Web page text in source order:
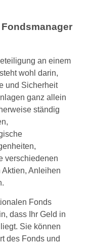
an einem
wohl darin,
und Sicherheit
ganz allein
ständig
verschiedenen
Aktien, Anleihen
Fonds
dass Ihr Geld in
Sie können
des Fonds und